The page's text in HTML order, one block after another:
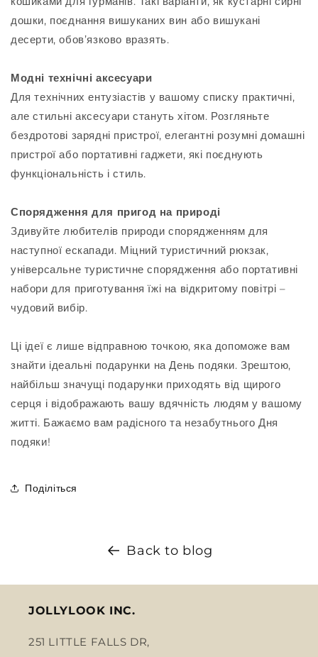
дошки, поєднання вишуканих вин або вишукані
десерти, обов’язково вразять.
Модні технічні аксесуари
Для технічних ентузіастів у вашому списку практичні,
але стильні аксесуари стануть хітом. Розгляньте
бездротові зарядні пристрої, елегантні розумні домашні
пристрої або портативні гаджети, які поєднують
функціональність і стиль.
Спорядження для пригод на природі
Здивуйте любителів природи спорядженням для
наступної ескапади. Міцний туристичний рюкзак,
універсальне туристичне спорядження або портативні
набори для приготування їжі на відкритому повітрі –
чудовий вибір.
Ці ідеї є лише відправною точкою, яка допоможе вам
знайти ідеальні подарунки на День подяки. Зрештою,
найбільш значущі подарунки приходять від щирого
серця і відображають вашу вдячність людям у вашому
житті. Бажаємо вам радісного та незабутнього Дня
подяки!
Поділіться
Back to blog
JOLLYLOOK INC.
251 LITTLE FALLS DR,